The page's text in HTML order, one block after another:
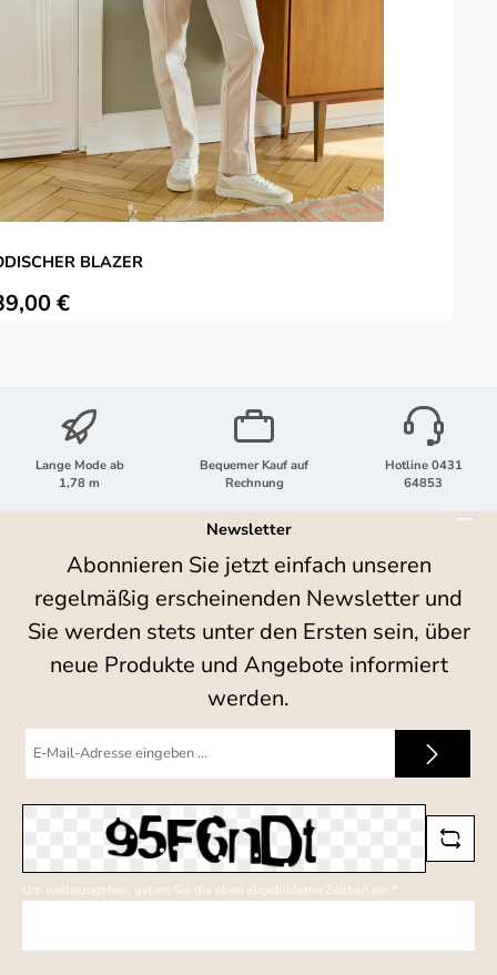
BLAZER
Preis:
€
Lange Mode ab
1,78 m
Bequemer Kauf auf
Rechnung
Hotline 0431
64853
Newsletter
Abonnieren Sie jetzt einfach unseren
regelmäßig erscheinenden Newsletter und
Sie werden stets unter den Ersten sein, über
neue Produkte und Angebote informiert
werden.
Mail-
Um weiterzugehen, geben Sie die oben abgebildeten Zeichen ein *